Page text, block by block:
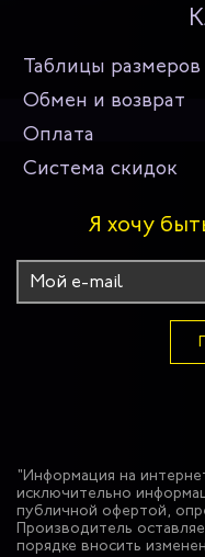
Таблицы размеров
Обмен и возврат
Оплата
Система скидок
Я хочу
"Информация на
исключительно
публичной офертой,
Производитель
порядке вносить